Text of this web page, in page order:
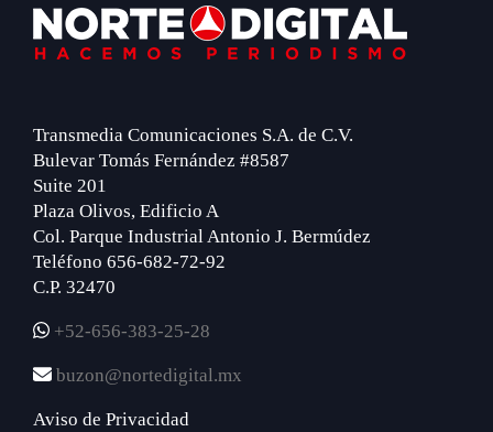
Footer
Transmedia Comunicaciones S.A. de C.V.
Bulevar Tomás Fernández #8587
Suite 201
Plaza Olivos, Edificio A
Col. Parque Industrial Antonio J. Bermúdez
Teléfono 656-682-72-92
C.P. 32470
+52-656-383-25-28
buzon@nortedigital.mx
Aviso de Privacidad